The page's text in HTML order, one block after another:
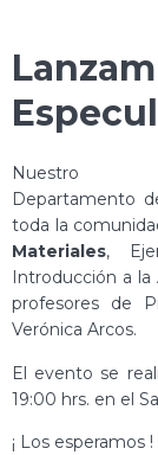
Nuestro
Departamento
toda la
Materiales,
Introducción a
profesores de
Verónica Arcos.
El evento se
19:00 hrs. en el
¡ Los esperamos !